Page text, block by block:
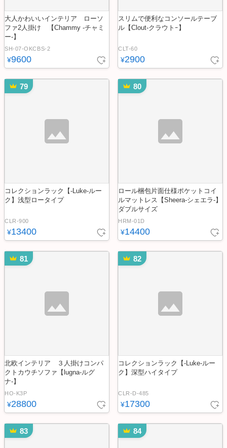
大人かわいいインテリア ローソ
ファ2人掛け 【Chammy -チャミ
ー-】
SH-07-OKCBS-2
¥9600
スリムで便利なコンソールテーブ
ル【Clout-クラウトｰ】
CLT-60
¥2900
79
コレクションラック【-Luke-ルー
ク】浅型ロータイプ
CLR-900
¥13400
80
ロール梱包片面仕様ポケットコイ
ルマットレス【Sheera-シェエラ-】
ダブルサイズ
HRM-01D
¥14400
81
北欧インテリア ３人掛けコンパ
クトカウチソファ【lugna-ルグ
ナ-】
HO-K3P
¥28800
82
コレクションラック【-Luke-ルー
ク】深型ハイタイプ
CLR-D-485
¥17300
83 84